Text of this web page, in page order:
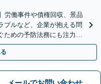
労働事件や債権回収、景品
ブルなど、企業が抱える問
ための予防法務にも注力
【Web相談可】